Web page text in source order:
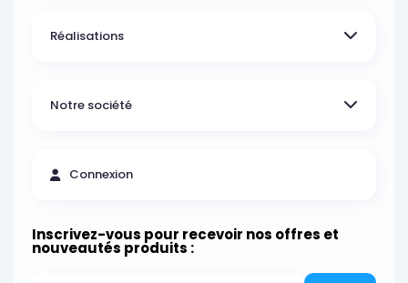
Réalisations
Notre société
Connexion
Inscrivez-vous pour recevoir nos offres et
nouveautés produits :